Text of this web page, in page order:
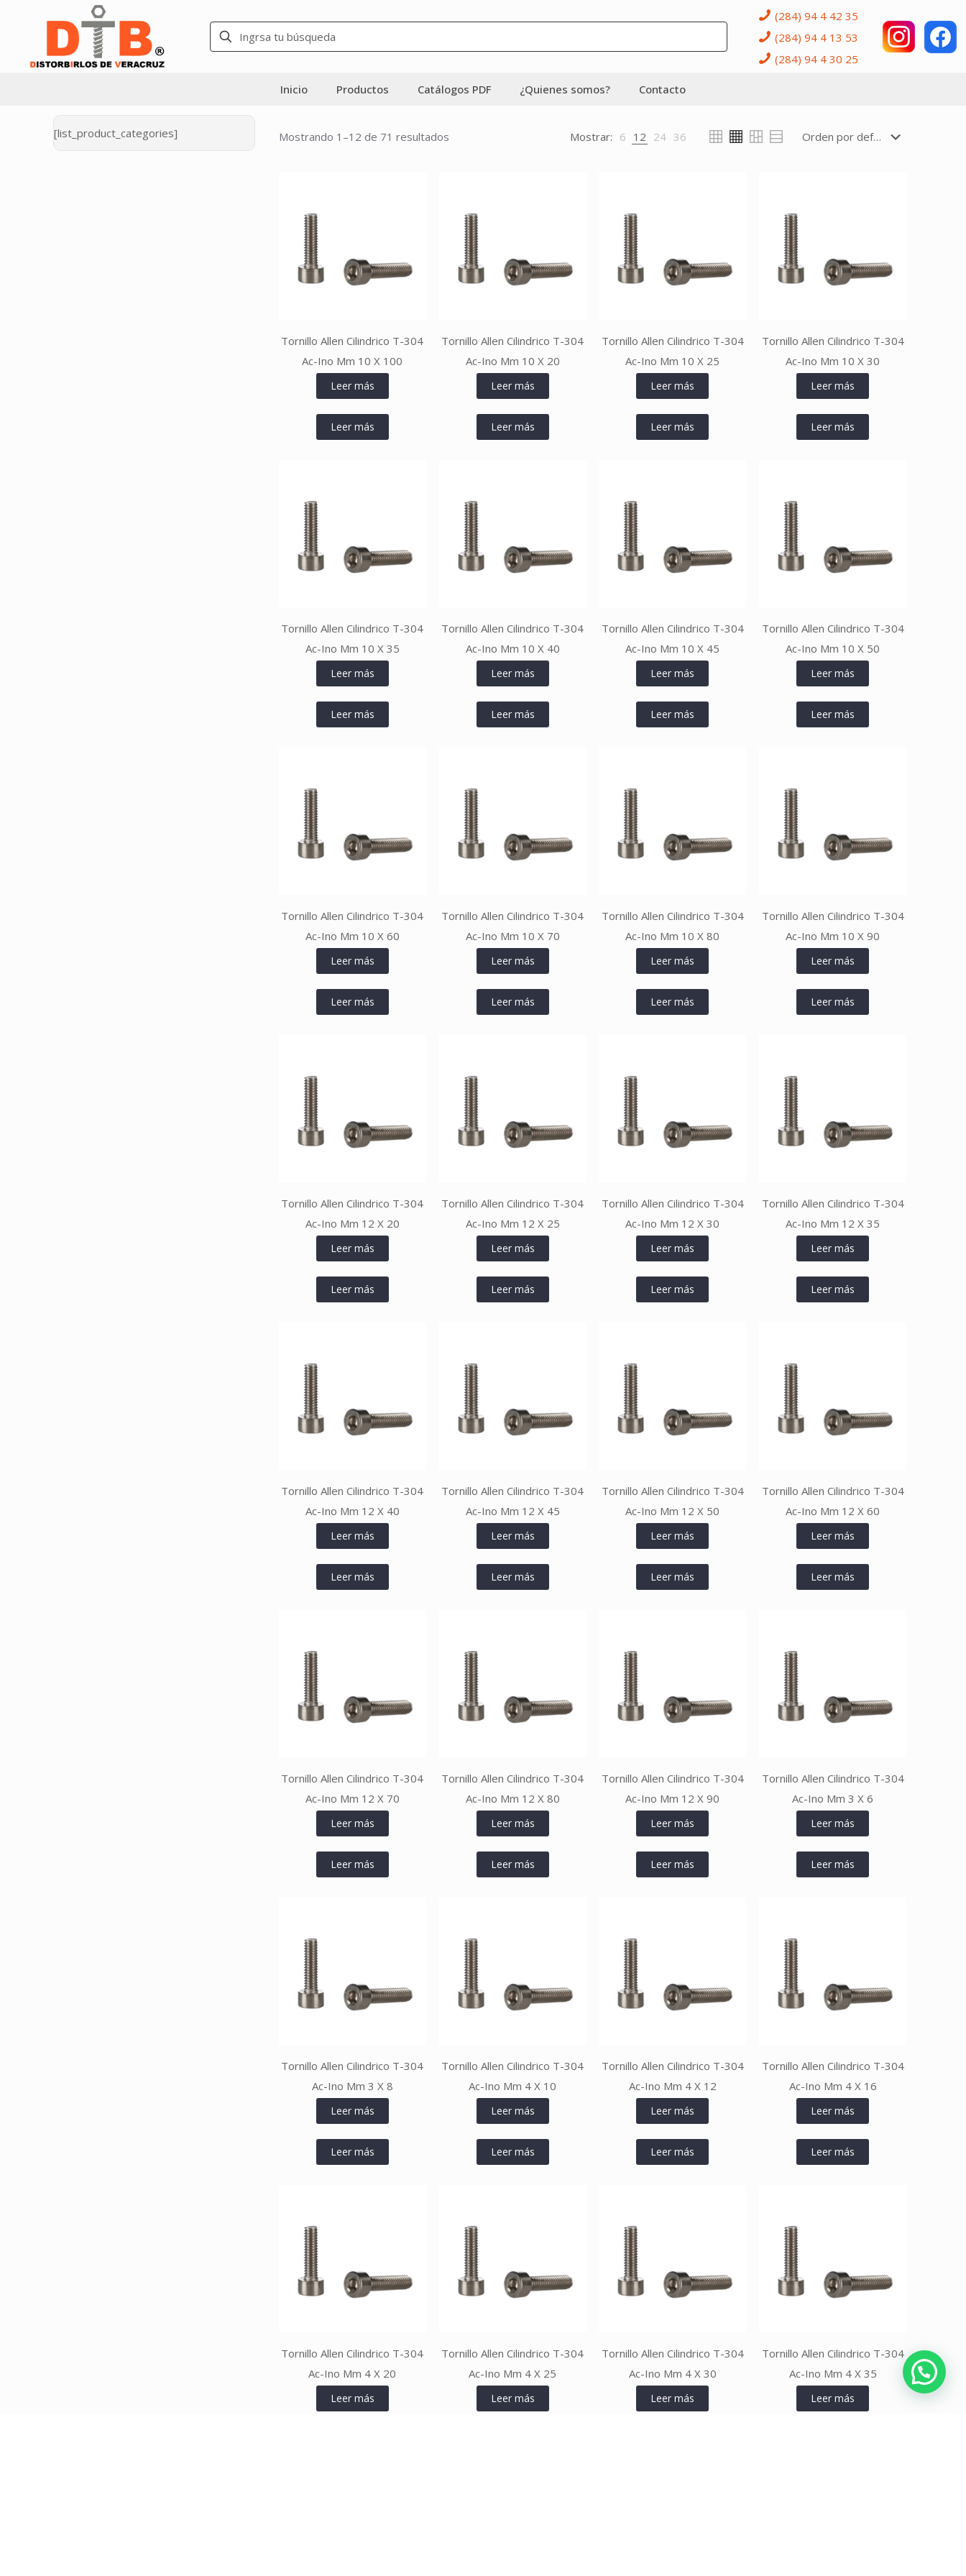
(284) 94 4 42 35
(284) 94 4 13 53
(284) 94 4 30 25
Inicio Productos Catálogos PDF ¿Quienes somos? Contacto
[list_product_categories] Mostrando 1–12 de 71 resultados Mostrar: 6 12 24 36
Tornillo Allen Cilindrico T-304
Ac-Ino Mm 10 X 100
Leer más
Leer más
Tornillo Allen Cilindrico T-304
Ac-Ino Mm 10 X 20
Leer más
Leer más
Tornillo Allen Cilindrico T-304
Ac-Ino Mm 10 X 25
Leer más
Leer más
Tornillo Allen Cilindrico T-304
Ac-Ino Mm 10 X 30
Leer más
Leer más
Tornillo Allen Cilindrico T-304
Ac-Ino Mm 10 X 35
Leer más
Leer más
Tornillo Allen Cilindrico T-304
Ac-Ino Mm 10 X 40
Leer más
Leer más
Tornillo Allen Cilindrico T-304
Ac-Ino Mm 10 X 45
Leer más
Leer más
Tornillo Allen Cilindrico T-304
Ac-Ino Mm 10 X 50
Leer más
Leer más
Tornillo Allen Cilindrico T-304
Ac-Ino Mm 10 X 60
Leer más
Leer más
Tornillo Allen Cilindrico T-304
Ac-Ino Mm 10 X 70
Leer más
Leer más
Tornillo Allen Cilindrico T-304
Ac-Ino Mm 10 X 80
Leer más
Leer más
Tornillo Allen Cilindrico T-304
Ac-Ino Mm 10 X 90
Leer más
Leer más
Tornillo Allen Cilindrico T-304
Ac-Ino Mm 12 X 20
Leer más
Leer más
Tornillo Allen Cilindrico T-304
Ac-Ino Mm 12 X 25
Leer más
Leer más
Tornillo Allen Cilindrico T-304
Ac-Ino Mm 12 X 30
Leer más
Leer más
Tornillo Allen Cilindrico T-304
Ac-Ino Mm 12 X 35
Leer más
Leer más
Tornillo Allen Cilindrico T-304
Ac-Ino Mm 12 X 40
Leer más
Leer más
Tornillo Allen Cilindrico T-304
Ac-Ino Mm 12 X 45
Leer más
Leer más
Tornillo Allen Cilindrico T-304
Ac-Ino Mm 12 X 50
Leer más
Leer más
Tornillo Allen Cilindrico T-304
Ac-Ino Mm 12 X 60
Leer más
Leer más
Tornillo Allen Cilindrico T-304
Ac-Ino Mm 12 X 70
Leer más
Leer más
Tornillo Allen Cilindrico T-304
Ac-Ino Mm 12 X 80
Leer más
Leer más
Tornillo Allen Cilindrico T-304
Ac-Ino Mm 12 X 90
Leer más
Leer más
Tornillo Allen Cilindrico T-304
Ac-Ino Mm 3 X 6
Leer más
Leer más
Tornillo Allen Cilindrico T-304
Ac-Ino Mm 3 X 8
Leer más
Leer más
Tornillo Allen Cilindrico T-304
Ac-Ino Mm 4 X 10
Leer más
Leer más
Tornillo Allen Cilindrico T-304
Ac-Ino Mm 4 X 12
Leer más
Leer más
Tornillo Allen Cilindrico T-304
Ac-Ino Mm 4 X 16
Leer más
Leer más
Tornillo Allen Cilindrico T-304
Ac-Ino Mm 4 X 20
Leer más
Tornillo Allen Cilindrico T-304
Ac-Ino Mm 4 X 25
Leer más
Tornillo Allen Cilindrico T-304
Ac-Ino Mm 4 X 30
Leer más
Tornillo Allen Cilindrico T-304
Ac-Ino Mm 4 X 35
Leer más